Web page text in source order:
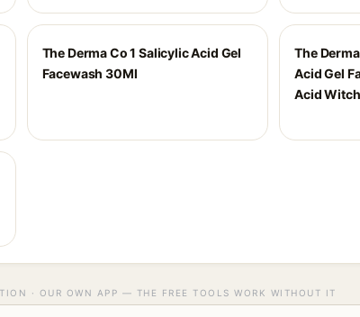
The Derma Co 1 Salicylic Acid Gel
Facewash 30Ml
The
Acid Gel
Acid
· OUR OWN APP — THE FREE TOOLS WORK WITHOUT IT